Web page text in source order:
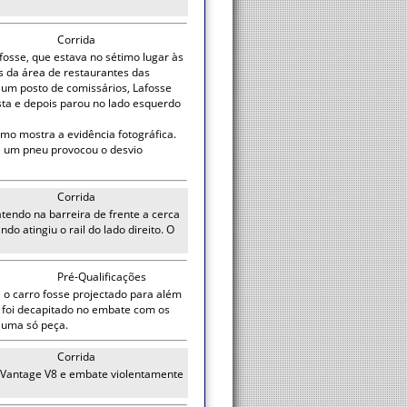
Corrida
que estava no sétimo lugar às
da área de restaurantes das
posto de comissários, Lafosse
e depois parou no lado esquerdo
mostra a evidência fotográfica.
pneu provocou o desvio
Corrida
na barreira de frente a cerca
atingiu o rail do lado direito. O
Pré-Qualificações
carro fosse projectado para além
decapitado no embate com os
só peça.
Corrida
V8 e embate violentamente